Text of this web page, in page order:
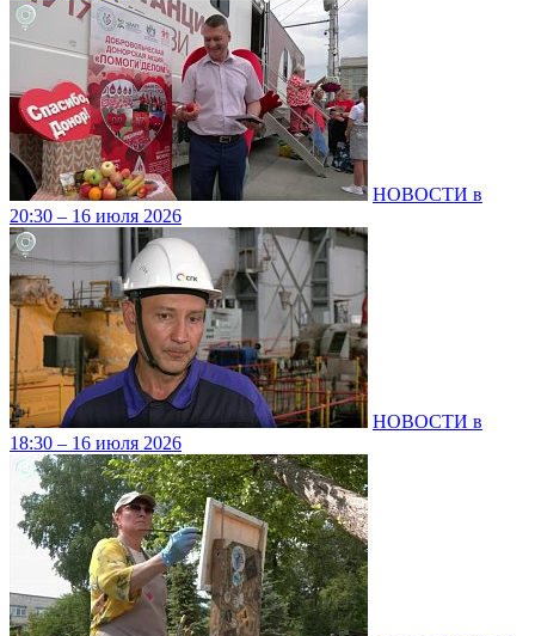
НОВОСТИ в
20:30 – 16 июля 2026
НОВОСТИ в
18:30 – 16 июля 2026